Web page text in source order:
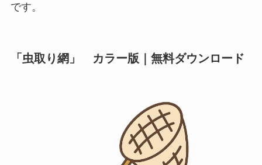
です。
「虫取り網」 カラー版｜無料ダウンロード